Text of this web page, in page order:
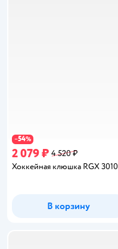
−54%
2 079 ₽ 4 520 ₽
Хоккейная клюшка RGX 3010
В корзину